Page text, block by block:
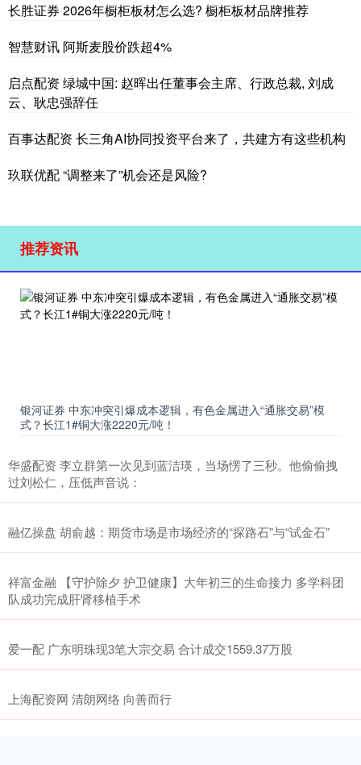
长胜证券 2026年橱柜板材怎么选? 橱柜板材品牌推荐
智慧财讯 阿斯麦股价跌超4%
启点配资 绿城中国: 赵晖出任董事会主席、行政总裁, 刘成
云、耿忠强辞任
百事达配资 长三角AI协同投资平台来了，共建方有这些机构
玖联优配 “调整来了”机会还是风险?
推荐资讯
银河证券 中东冲突引爆成本逻辑，有色金属进入“通胀交易”模
式？长江1#铜大涨2220元/吨！
华盛配资 李立群第一次见到蓝洁瑛，当场愣了三秒。他偷偷拽
过刘松仁，压低声音说：
融亿操盘 胡俞越：期货市场是市场经济的“探路石”与“试金石”
祥富金融 【守护除夕 护卫健康】大年初三的生命接力 多学科团
队成功完成肝肾移植手术
爱一配 广东明珠现3笔大宗交易 合计成交1559.37万股
上海配资网 清朗网络 向善而行